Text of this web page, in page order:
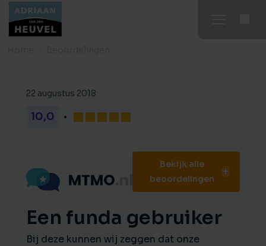
22 augustus 2018
10,0
Bekijk alle
beoordelingen
Een funda gebruiker
Bij deze kunnen wij zeggen dat onze